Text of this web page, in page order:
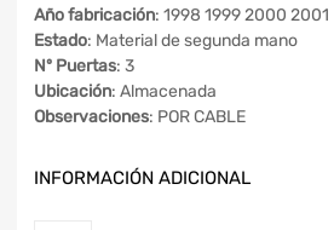
Año fabricación: 1998 1999 2000 2001
Estado: Material de segunda mano
Nº Puertas: 3
Ubicación: Almacenada
Observaciones: POR CABLE
INFORMACIÓN ADICIONAL